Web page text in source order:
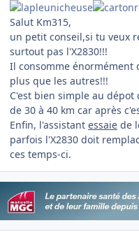
Salut Km315,
un petit conseil,si tu veux
surtout pas l'X2830!!!
Il consomme énormément
plus que les autres!!!
C'est bien simple au
de 30 à 40 km car après
Enfin, l'assistant essaie de
parfois l'X2830 doit
ces temps-ci.